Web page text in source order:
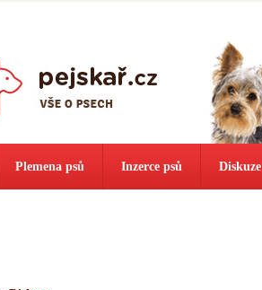
Plemena psů Inzerce psů Diskuze